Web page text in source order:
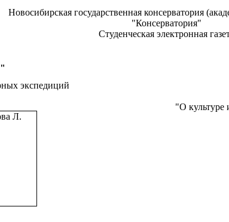
Новосибирская государственная консерватория
"Консерватория"
Студенческая электронная
экспедиций
"О культуре